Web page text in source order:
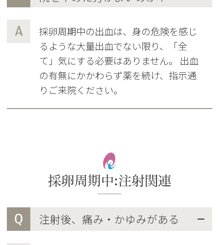
A
採卵周期中の出血は、身の危険を感じ
るような大量出血でない限り、「全
て」気にする必要はありません。 出血
の有無にかかわらず薬を続け、指示通
りご来院ください。
採卵周期中:注射関連
Q 注射後、痛み・かゆみがある